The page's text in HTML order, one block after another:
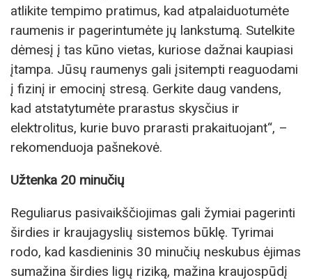
atlikite tempimo pratimus, kad atpalaiduotumėte
raumenis ir pagerintumėte jų lankstumą. Sutelkite
dėmesį į tas kūno vietas, kuriose dažnai kaupiasi
įtampa. Jūsų raumenys gali įsitempti reaguodami
į fizinį ir emocinį stresą. Gerkite daug vandens,
kad atstatytumėte prarastus skysčius ir
elektrolitus, kurie buvo prarasti prakaituojant“, –
rekomenduoja pašnekovė.
Užtenka 20 minučių
Reguliarus pasivaikščiojimas gali žymiai pagerinti
širdies ir kraujagyslių sistemos būklę. Tyrimai
rodo, kad kasdieninis 30 minučių neskubus ėjimas
sumažina širdies ligų riziką, mažina kraujospūdį